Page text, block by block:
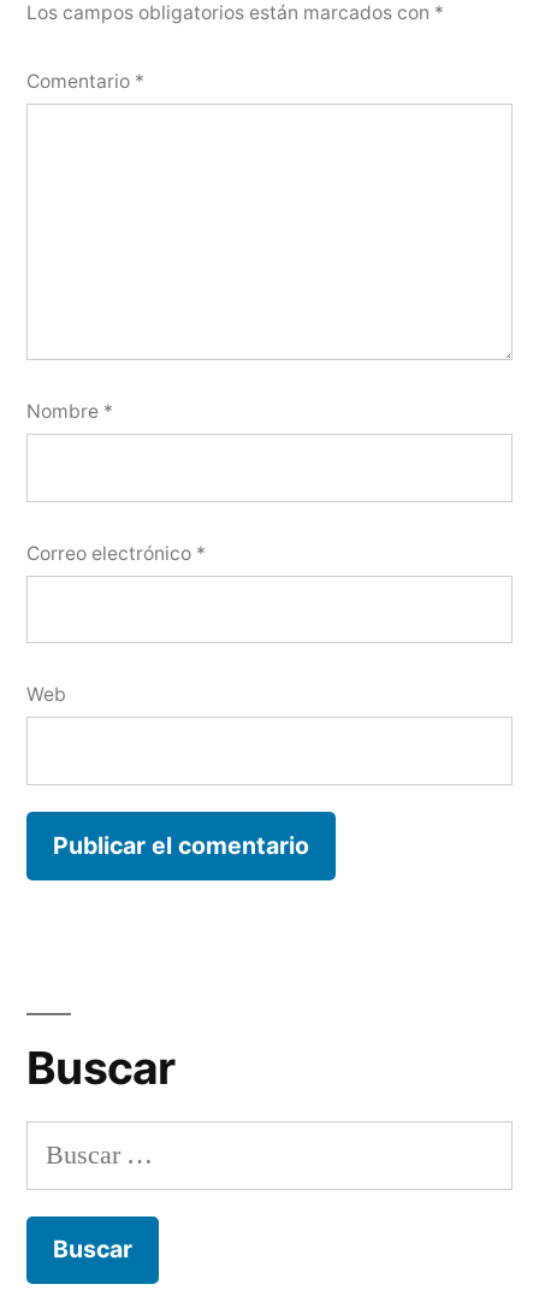
Los campos obligatorios están marcados con *
Comentario *
Nombre *
Correo electrónico *
Web
Buscar
Buscar: